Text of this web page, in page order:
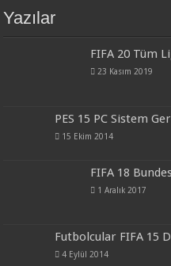
Yazılar
FIFA 20 Tüm
23 Kasım 2019
PES 15 PC Sistem
15 Ekim 2014
FIFA 18
1 Aralık 2017
Futbolcular FIFA 15
4 Eylül 2014